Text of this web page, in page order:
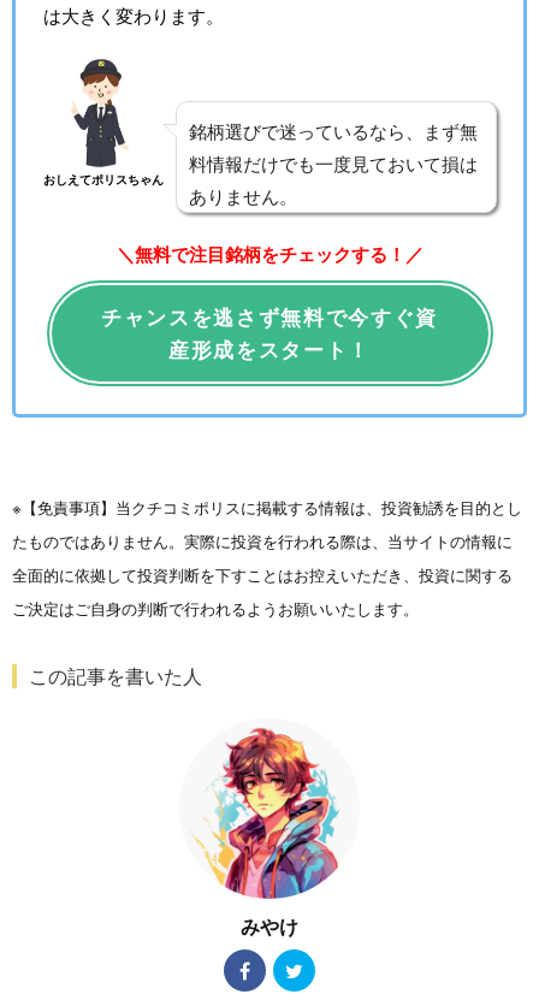
は大きく変わります。
おしえてポリスちゃん
銘柄選びで迷っているなら、まず無
料情報だけでも一度見ておいて損は
ありません。
＼無料で注目銘柄をチェックする！／
チャンスを逃さず無料で今すぐ資
産形成をスタート！
※【免責事項】当クチコミポリスに掲載する情報は、投資勧誘を目的とし
たものではありません。実際に投資を行われる際は、当サイトの情報に
全面的に依拠して投資判断を下すことはお控えいただき、投資に関する
ご決定はご自身の判断で行われるようお願いいたします。
この記事を書いた人
みやけ